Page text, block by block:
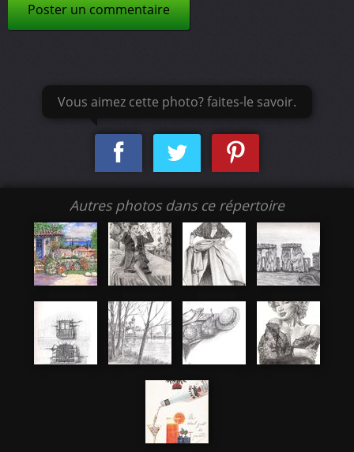
Poster un commentaire
Vous aimez cette photo? faites-le savoir.
Autres photos dans ce répertoire